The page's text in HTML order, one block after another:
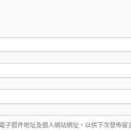
子郵件地址及個人網站網址，以供下次發佈留